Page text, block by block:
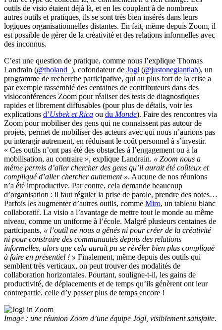
outils de visio étaient déjà là, et en les couplant à de nombreux
autres outils et pratiques, ils se sont très bien insérés dans leurs
logiques organisationnelles distantes. En fait, même depuis Zoom, il
est possible de gérer de la créativité et des relations informelles avec
des inconnus.
C’est une question de pratique, comme nous l’explique Thomas
Landrain (@tholand_ ), cofondateur de Jogl (@justonegiantlab), un
programme de recherche participative, qui au plus fort de la crise a
par exemple rassemblé des centaines de contributeurs dans des
visioconférences Zoom pour réaliser des tests de diagnostiques
rapides et librement diffusables (pour plus de détails, voir les
explications d’Usbek et Rica ou du Monde). Faire des rencontres via
Zoom pour mobiliser des gens qui ne connaissent pas autour de
projets, permet de mobiliser des acteurs avec qui nous n’aurions pas
pu interagir autrement, en réduisant le coût personnel à s’investir.
« Ces outils n’ont pas été des obstacles à l’engagement ou à la
mobilisation, au contraire », explique Landrain. « Zoom nous a
même permis d’aller chercher des gens qu’il aurait été coûteux et
compliqué d’aller chercher autrement ». Aucune de nos réunions
n’a été improductive. Par contre, cela demande beaucoup
d’organisation : il faut réguler la prise de parole, prendre des notes…
Parfois les augmenter d’autres outils, comme Miro, un tableau blanc
collaboratif. La visio a l’avantage de mettre tout le monde au même
niveau, comme un uniforme à l’école. Malgré plusieurs centaines de
participants, « l’outil ne nous a gênés ni pour créer de la créativité
ni pour construire des communautés depuis des relations
informelles, alors que cela aurait pu se révéler bien plus compliqué
à faire en présentiel ! » Finalement, même depuis des outils qui
semblent très verticaux, on peut trouver des modalités de
collaboration horizontales. Pourtant, souligne-t-il, les gains de
productivité, de déplacements et de temps qu’ils génèrent ont leur
contrepartie, celle d’y passer plus de temps encore !
Image : une réunion Zoom d’une équipe Jogl, visiblement satisfaite.